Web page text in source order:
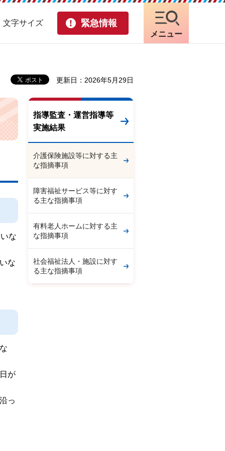
文字サイズ 緊急情報
メニュー
更新日：2026年5月29日
な
な
が
っ
指導監査・運営指導等
実施結果
介護保険施設等に対する主
な指摘事項
障害福祉サービス等に対す
る主な指摘事項
有料老人ホームに対する主
な指摘事項
社会福祉法人・施設に対す
る主な指摘事項